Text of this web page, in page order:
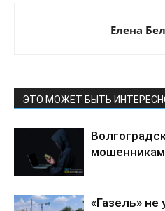
Елена
ЭТО МОЖЕТ БЫТЬ
«Газель» не